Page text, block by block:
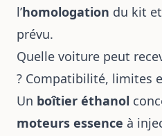
l’homologation du kit
prévu.
Quelle voiture peut
? Compatibilité, limites
Un boîtier éthanol
moteurs essence à